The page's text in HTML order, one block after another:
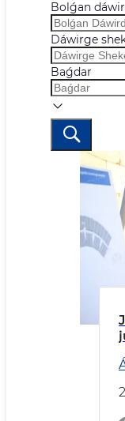
Bolǵan
Dáwirge
Baǵdar